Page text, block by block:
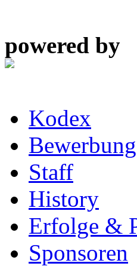
powered by
Kodex
Bewerbung
Staff
History
Erfolge &
Sponsoren